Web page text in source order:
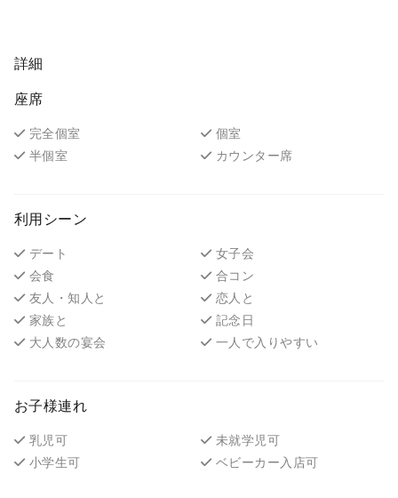
詳細
座席
完全個室
個室
半個室
カウンター席
利用シーン
デート
女子会
会食
合コン
友人・知人と
恋人と
家族と
記念日
大人数の宴会
一人で入りやすい
お子様連れ
乳児可
未就学児可
小学生可
ベビーカー入店可